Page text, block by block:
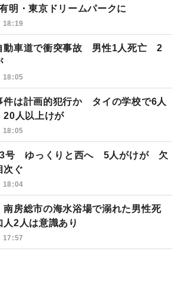
明・東京ドリームパークに
18:19
動車道で衝突事故 男性1人死亡 2
18:05
件は計画的犯行か タイの学校で6人
人以上けが
18:05
号 ゆっくりと西へ 5人がけが 欠
次ぐ
18:04
南房総市の海水浴場で溺れた男性死
2人は意識あり
17:57